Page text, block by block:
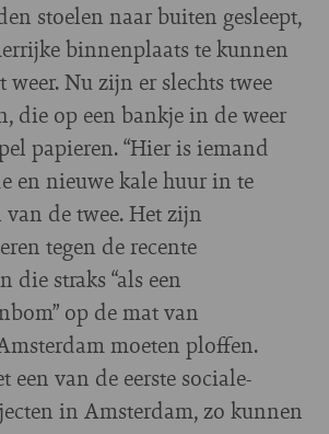
stoelen naar buiten gesleept,
binnenplaats te kunnen
weer. Nu zijn er slechts twee
die op een bankje in de weer
papieren. “Hier is iemand
en nieuwe kale huur in te
van de twee. Het zijn
tegen de recente
die straks “als een
op de mat van
moeten ploffen.
een van de eerste sociale-
in Amsterdam, zo kunnen